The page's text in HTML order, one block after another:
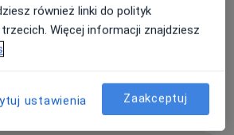
również linki do polityk
Więcej informacji znajdziesz
ustawienia Zaakceptuj